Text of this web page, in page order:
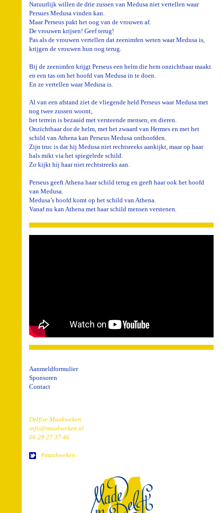
Natuurlijk willen de drie zussen van Medusa niet vertellen waar
Persues Medusa vinden kan.
Maar Perseus pakt het oog van de vrouwen af.
De vrouwen krijsen! Geef terug!
Pas als de vrouwen vertellen dat zeenimfen weten waar Medusa is,
krijgen de vrouwen hun oog terug.
Bij de zeenimfen krijgt Perseus een helm die hem onzichtbaar maakt
en een tas om het hoofd van Medusa in te doen.
En ze vertellen waar Medusa is.
Al van een afstand ziet de vliegende held Perseus waar Medusa met
nog twee zussen woont,
het terrein is bezaaid met versteende mensen, en dieren.
Onzichtbaar dor de helm, met het zwaard van Hermes en met het
schild van Athena kan Perseus Medusa onthoofden.
Zijn truc is dat hij Medusa niet rechtsreeks aankijkt, maar op haar
hals mikt via het spiegelede schild.
Zo kijkt hij haar niet rechtstreeks aan.
Perseus geeft Athena haar schild terug en geeft haar ook het hoofd
van Medusa.
Medusa’s hoofd komt op het schild van Athena.
Vanaf nu kan Athena met haar schild mensen verstenen.
Aanmeldformulier
Sponsoren
Contact
Delftse Maakweken
info@maakweken.nl
06 28 27 37 46
#maakweken